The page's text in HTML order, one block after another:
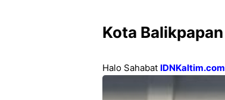
Kota Balikpapan
Halo Sahabat IDNKaltim.com